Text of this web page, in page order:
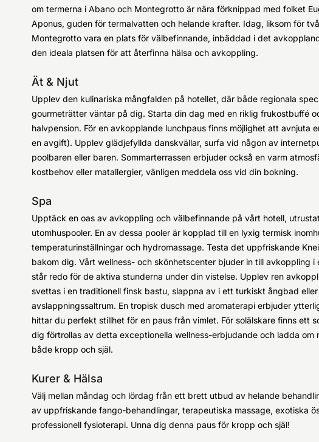
om termerna i Abano och Montegrotto är nära förknippad med folket
Aponus, guden för termalvatten och helande krafter. Idag, liksom för
Montegrotto vara en plats för välbefinnande, inbäddad i det
den ideala platsen för att återfinna hälsa och avkoppling.
Ät & Njut
Upplev den kulinariska mångfalden på hotellet, där både regionala
gourmeträtter väntar på dig. Starta din dag med en riklig frukostbuffé
halvpension. För en avkopplande lunchpaus finns möjlighet att avnjuta
en avgift). Upplev glädjefyllda danskvällar, surfa vid någon av
poolbaren eller baren. Sommarterrassen erbjuder också en varm
kostbehov eller matallergier, vänligen meddela oss vid din bokning.
Spa
Upptäck en oas av avkoppling och välbefinnande på vårt hotell,
utomhuspooler. En av dessa pooler är kopplad till en lyxig termisk
temperaturinställningar och hydromassage. Testa det uppfriskande
bakom dig. Vårt wellness- och skönhetscenter bjuder in till avkoppling
står redo för de aktiva stunderna under din vistelse. Upplev ren
svettas i en traditionell finsk bastu, slappna av i ett turkiskt ångbad
avslappningssaltrum. En tropisk dusch med aromaterapi erbjuder
hittar du perfekt stillhet för en paus från vimlet. För solälskare finns ett
dig förtrollas av detta exceptionella wellness-erbjudande och ladda om
både kropp och själ.
Kurer & Hälsa
Välj mellan måndag och lördag från ett brett utbud av helande
av uppfriskande fango-behandlingar, terapeutiska massage, exotiska
professionell fysioterapi. Unna dig denna paus för kropp och själ!